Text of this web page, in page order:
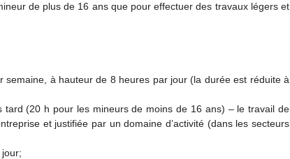
de plus de 16 ans que pour effectuer des travaux légers et
à hauteur de 8 heures par jour (la durée est réduite à
(20 h pour les mineurs de moins de 16 ans) – le travail de
et justifiée par un domaine d’activité (dans les secteurs